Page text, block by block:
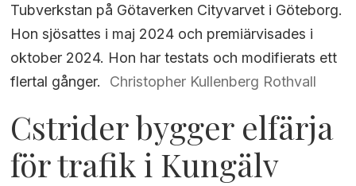
Tubverkstan på Götaverken Cityvarvet i Göteborg.
Hon sjösattes i maj 2024 och premiärvisades i
oktober 2024. Hon har testats och modifierats ett
flertal gånger.
Christopher Kullenberg Rothvall
Cstrider bygger elfärja
för trafik i Kungälv